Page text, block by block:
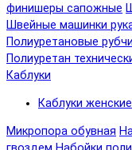
финишеры сапожные
Швейные машинки
Полиуретановые
Полиуретан
Каблуки
Каблуки женские
Микропора обувная